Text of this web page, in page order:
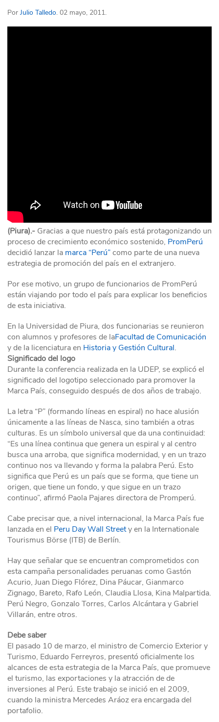
Por Julio Talledo. 02 mayo, 2011.
(Piura).- Gracias a que nuestro país está protagonizando un
proceso de crecimiento económico sostenido, PromPerú
decidió lanzar la marca “Perú”como parte de una nueva
estrategia de promoción del país en el extranjero.
Por ese motivo, un grupo de funcionarios de PromPerú
están viajando por todo el país para explicar los beneficios
de esta iniciativa.
En la Universidad de Piura, dos funcionarias se reunieron
con alumnos y profesores de laFacultad de Comunicación
y de la licenciatura en Historia y Gestión Cultural.
Significado del logo
Durante la conferencia realizada en la UDEP, se explicó el
significado del logotipo seleccionado para promover la
Marca País, conseguido después de dos años de trabajo.
La letra “P” (formando líneas en espiral) no hace alusión
únicamente a las líneas de Nasca, sino también a otras
culturas. Es un símbolo universal que da una continuidad:
“Es una línea continua que genera un espiral y al centro
busca una arroba, que significa modernidad, y en un trazo
continuo nos va llevando y forma la palabra Perú. Esto
significa que Perú es un país que se forma, que tiene un
origen, que tiene un fondo, y que sigue en un trazo
continuo”, afirmó Paola Pajares directora de Promperú.
Cabe precisar que, a nivel internacional, la Marca País fue
lanzada en el Peru Day Wall Streety en la Internationale
Tourismus Börse (ITB) de Berlín.
Hay que señalar que se encuentran comprometidos con
esta campaña personalidades peruanas como Gastón
Acurio, Juan Diego Flórez, Dina Páucar, Gianmarco
Zignago, Bareto, Rafo León, Claudia Llosa, Kina Malpartida.
Perú Negro, Gonzalo Torres, Carlos Alcántara y Gabriel
Villarán, entre otros.
Debe saber
El pasado 10 de marzo, el ministro de Comercio Exterior y
Turismo, Eduardo Ferreyros, presentó oficialmente los
alcances de esta estrategia de la Marca País, que promueve
el turismo, las exportaciones y la atracción de de
inversiones al Perú. Este trabajo se inició en el 2009,
cuando la ministra Mercedes Aráoz era encargada del
portafolio.